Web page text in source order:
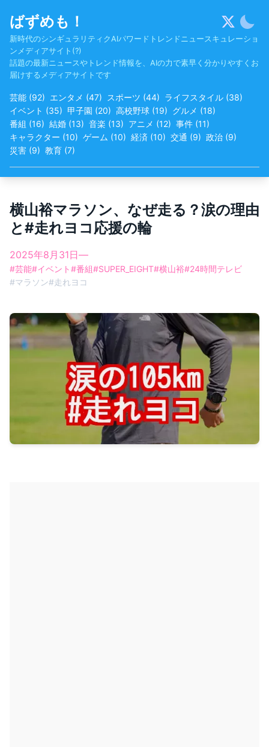
content
ばずめも！
新時代のシンギュラリティクAIパワードトレンドニュースキュレーショ
ンメディアサイト(?)
話題の最新ニュースやトレンド情報を、AIの力で素早く分かりやすくお
届けするメディアサイトです
芸能 (92) エンタメ (47) スポーツ (44) ライフスタイル (38)
イベント (35) 甲子園 (20) 高校野球 (19) グルメ (18)
番組 (16) 結婚 (13) 音楽 (13) アニメ (12) 事件 (11)
キャラクター (10) ゲーム (10) 経済 (10) 交通 (9) 政治 (9)
災害 (9) 教育 (7)
横山裕マラソン、なぜ走る？涙の理由
と#走れヨコ応援の輪
2025年8月31日—
#芸能#イベント#番組#SUPER_EIGHT#横山裕#24時間テレビ
#マラソン#走れヨコ